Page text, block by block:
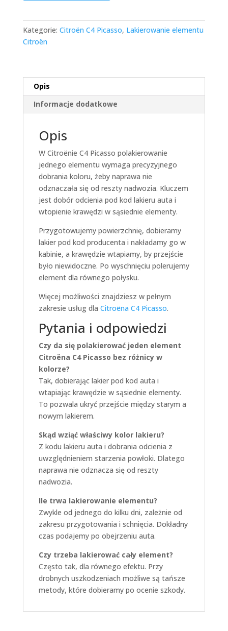
Kategorie: Citroën C4 Picasso, Lakierowanie elementu
Citroën
Opis
Informacje dodatkowe
Opis
W Citroënie C4 Picasso polakierowanie
jednego elementu wymaga precyzyjnego
dobrania koloru, żeby naprawa nie
odznaczała się od reszty nadwozia. Kluczem
jest dobór odcienia pod kod lakieru auta i
wtopienie krawędzi w sąsiednie elementy.
Przygotowujemy powierzchnię, dobieramy
lakier pod kod producenta i nakładamy go w
kabinie, a krawędzie wtapiamy, by przejście
było niewidoczne. Po wyschnięciu polerujemy
element dla równego połysku.
Więcej możliwości znajdziesz w pełnym
zakresie usług dla Citroëna C4 Picasso.
Pytania i odpowiedzi
Czy da się polakierować jeden element
Citroëna C4 Picasso bez różnicy w
kolorze?
Tak, dobierając lakier pod kod auta i
wtapiając krawędzie w sąsiednie elementy.
To pozwala ukryć przejście między starym a
nowym lakierem.
Skąd wziąć właściwy kolor lakieru?
Z kodu lakieru auta i dobrania odcienia z
uwzględnieniem starzenia powłoki. Dlatego
naprawa nie odznacza się od reszty
nadwozia.
Ile trwa lakierowanie elementu?
Zwykle od jednego do kilku dni, zależnie od
zakresu przygotowania i schnięcia. Dokładny
czas podajemy po obejrzeniu auta.
Czy trzeba lakierować cały element?
Często tak, dla równego efektu. Przy
drobnych uszkodzeniach możliwe są tańsze
metody, które dobieramy po ocenie szkody.